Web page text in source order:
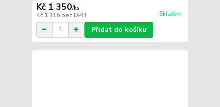
Kč 1 350/ks
Kč 1 116 bez DPH Skladem
Přidat do košíku